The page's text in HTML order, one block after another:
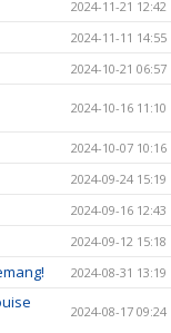
2024-11-21 12:42
2024-11-11 14:55
2024-10-21 06:57
2024-10-16 11:10
2024-10-07 10:16
2024-09-24 15:19
2024-09-16 12:43
2024-09-12 15:18
2024-08-31 13:19
2024-08-17 09:24